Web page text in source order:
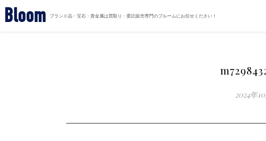
Bloom ブランド品・宝石・貴金属は買取り・委託販売専門のブルームにお任せください！
2024年